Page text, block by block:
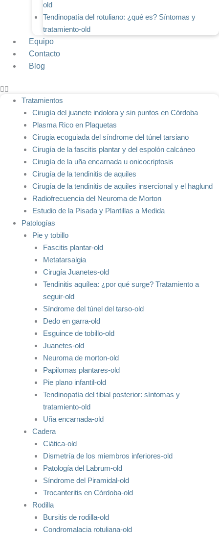
old
Tendinopatía del rotuliano: ¿qué es? Síntomas y
tratamiento-old
Equipo
Contacto
Blog
Tratamientos
Cirugía del juanete indolora y sin puntos en Córdoba
Plasma Rico en Plaquetas
Cirugia ecoguiada del síndrome del túnel tarsiano
Cirugía de la fascitis plantar y del espolón calcáneo
Cirugía de la uña encarnada u onicocriptosis
Cirugía de la tendinitis de aquiles
Cirugía de la tendinitis de aquiles insercional y el haglund
Radiofrecuencia del Neuroma de Morton
Estudio de la Pisada y Plantillas a Medida
Patologías
Pie y tobillo
Fascitis plantar-old
Metatarsalgia
Cirugía Juanetes-old
Tendinitis aquílea: ¿por qué surge? Tratamiento a
seguir-old
Síndrome del túnel del tarso-old
Dedo en garra-old
Esguince de tobillo-old
Juanetes-old
Neuroma de morton-old
Papilomas plantares-old
Pie plano infantil-old
Tendinopatía del tibial posterior: síntomas y
tratamiento-old
Uña encarnada-old
Cadera
Ciática-old
Dismetría de los miembros inferiores-old
Patología del Labrum-old
Síndrome del Piramidal-old
Trocanteritis en Córdoba-old
Rodilla
Bursitis de rodilla-old
Condromalacia rotuliana-old